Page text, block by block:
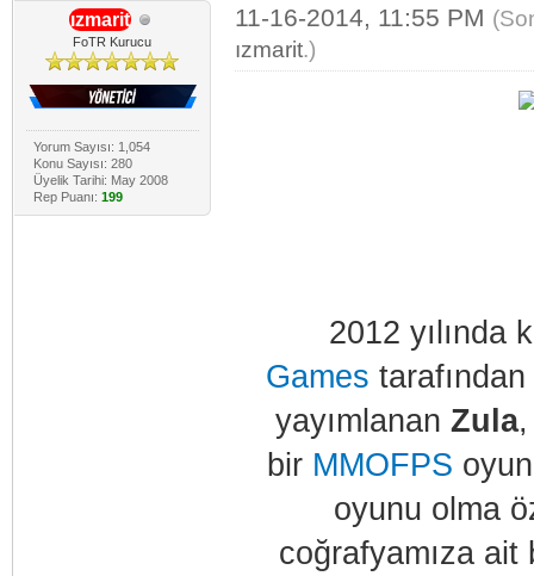
ızmarit
FoTR Kurucu
Yorum Sayısı: 1,054
Konu Sayısı: 280
Üyelik Tarihi: May 2008
Rep Puanı: 199
11-16-2014, 11:55 PM
ızmarit.)
2012 yılında
Games
yayımlananZula,
bir MMOFPS
oyunu olma
coğrafyamıza ait